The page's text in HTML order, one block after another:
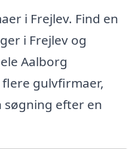
i Frejlev. Find en
i Frejlev og
Aalborg
gulvfirmaer,
søgning efter en